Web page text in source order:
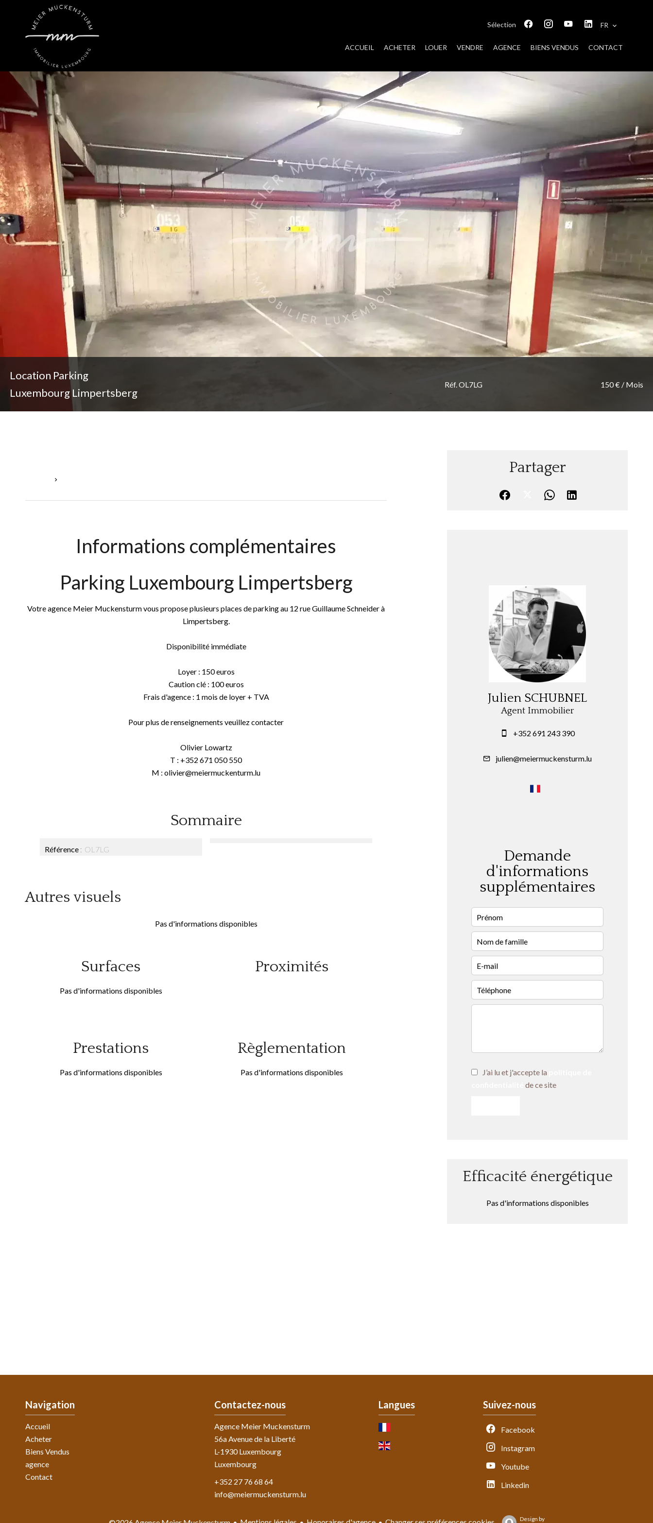
Sélection FR
ACCUEIL ACHETER LOUER VENDRE AGENCE BIENS VENDUS CONTACT
Location Parking
Luxembourg Limpertsberg
Réf. OL7LG 150 € / Mois
Informations complémentaires
Parking Luxembourg Limpertsberg
Votre agence Meier Muckensturm vous propose plusieurs places de parking au 12 rue Guillaume Schneider à
Limpertsberg.
Disponibilité immédiate
Loyer : 150 euros
Caution clé : 100 euros
Frais d'agence : 1 mois de loyer + TVA
Pour plus de renseignements veuillez contacter
Olivier Lowartz
T : +352 671 050 550
M : olivier@meiermuckenturm.lu
Sommaire
Référence OL7LG
Autres visuels
Pas d'informations disponibles
Surfaces
Pas d'informations disponibles
Proximités
Prestations
Pas d'informations disponibles
Règlementation
Pas d'informations disponibles
Partager
Julien SCHUBNEL
Agent Immobilier
+352 691 243 390
julien@meiermuckensturm.lu
Demande
d'informations
supplémentaires
J’ai lu et j'accepte la
de ce site
Efficacité énergétique
Pas d'informations disponibles
Navigation
Accueil
Acheter
Biens Vendus
agence
Contact
Contactez-nous
Agence Meier Muckensturm
56a Avenue de la Liberté
L-1930Luxembourg
Luxembourg
+352 27 76 68 64
info@meiermuckensturm.lu
Langues Suivez-nous
Facebook
Instagram
Youtube
Linkedin
Design by